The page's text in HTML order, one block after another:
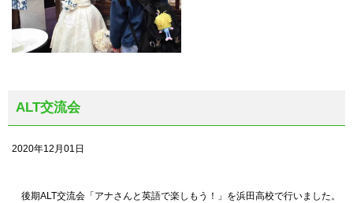
ALT交流会
2020年12月01日
後期ALT交流会「アナさんと英語で楽しもう！」を浜田高校で行いました。